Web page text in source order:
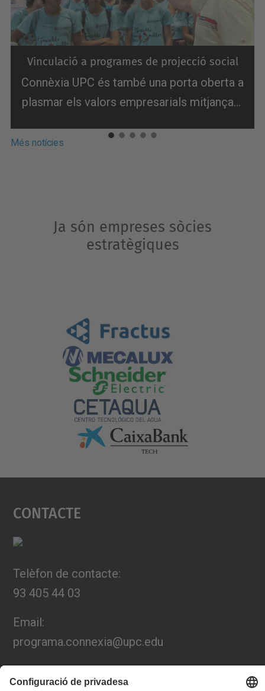
Connèxia UPC és també una porta oberta a
plasmar els valors empresarials mitjançant
responsabilitat social. Contribuïm a canviar
Vinculació a programes de projecció social
Més notícies
Ja són empreses sòcies
estratègiques
Contacte
Telèfon de contacte:
93 405 44 03
Email:
programa.connexia@upc.edu